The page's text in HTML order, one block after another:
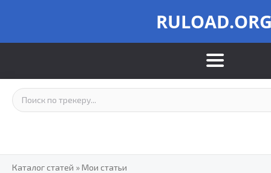
Каталог статей »Мои статьи